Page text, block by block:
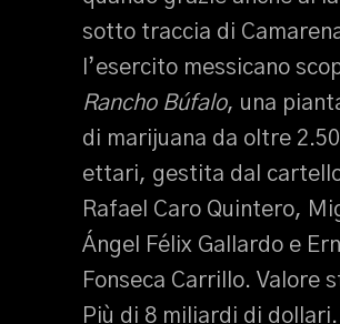
sotto traccia di
l’esercito messicano
Rancho Búfalo, una
di marijuana da oltre
ettari, gestita dal
Rafael Caro Quintero,
Ángel Félix Gallardo e
Fonseca Carrillo. Valore
Più di 8 miliardi di dollari.